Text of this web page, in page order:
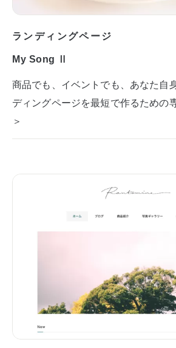
ランディングページ
My Song Ⅱ
商品でも、イベントでも、あなた自
ディングページを最短で作るための
＞